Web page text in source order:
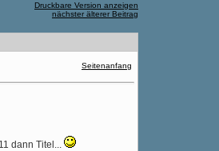
Druckbare Version anzeigen
nächster älterer Beitrag
Seitenanfang
dann Titel...